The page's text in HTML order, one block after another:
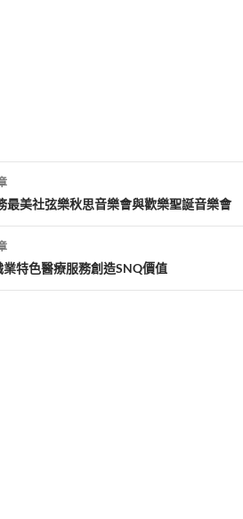
最美社弦樂秋思音樂會與歡樂聖誕音樂會
業特色醫療服務創造SNQ價值